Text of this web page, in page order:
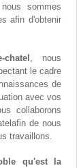
sommes
afin d'obtenir
, nous
le cadre
de
avec vos
collaborons
de nous
travaillons.
qu'est la